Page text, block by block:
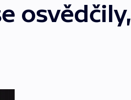
osvědčily,